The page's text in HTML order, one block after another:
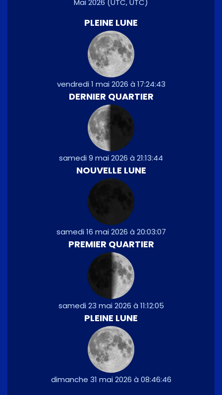
Mai 2026 (UTC, UTC)
PLEINE LUNE
vendredi 1 mai 2026 à 17:24:43
DERNIER QUARTIER
samedi 9 mai 2026 à 21:13:44
NOUVELLE LUNE
samedi 16 mai 2026 à 20:03:07
PREMIER QUARTIER
samedi 23 mai 2026 à 11:12:05
PLEINE LUNE
dimanche 31 mai 2026 à 08:46:46